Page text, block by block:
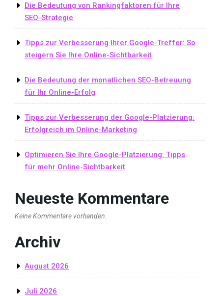
Die Bedeutung von Rankingfaktoren für Ihre
SEO-Strategie
Tipps zur Verbesserung Ihrer Google-Treffer: So
steigern Sie Ihre Online-Sichtbarkeit
Die Bedeutung der monatlichen SEO-Betreuung
für Ihr Online-Erfolg
Tipps zur Verbesserung der Google-Platzierung:
Erfolgreich im Online-Marketing
Optimieren Sie Ihre Google-Platzierung: Tipps
für mehr Online-Sichtbarkeit
Neueste Kommentare
Keine Kommentare vorhanden.
Archiv
August 2026
Juli 2026